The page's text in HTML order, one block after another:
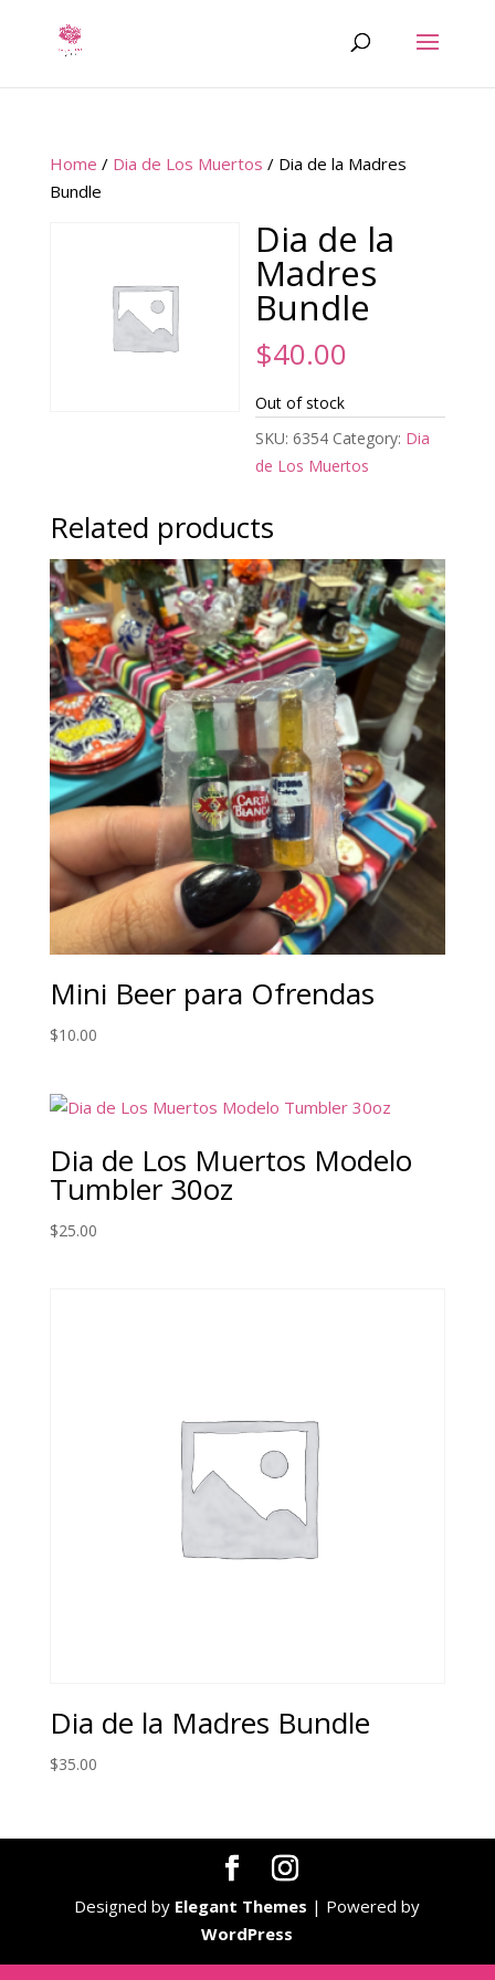
Home / Dia de Los Muertos / Dia de la Madres
Bundle
Dia de la
Madres
Bundle
$40.00
Out of stock
SKU:6354 Category: Dia
de Los Muertos
Related products
Mini Beer para Ofrendas
$10.00
Dia de Los Muertos Modelo
Tumbler 30oz
$25.00
Dia de la Madres Bundle
$35.00
Designed by Elegant Themes | Powered by
WordPress